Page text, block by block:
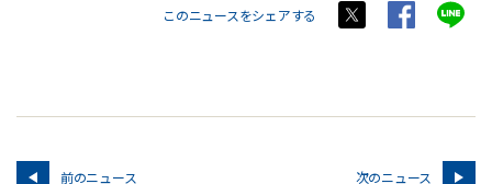
このニュースをシェアする
前のニュース 次のニュース